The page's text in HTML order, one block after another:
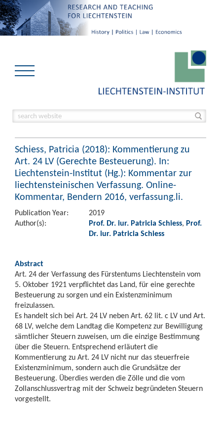
Schiess, Patricia (2018): Kommentierung zu
Art. 24 LV (Gerechte Besteuerung). In:
Liechtenstein-Institut (Hg.): Kommentar zur
liechtensteinischen Verfassung. Online-
Kommentar, Bendern 2016, verfassung.li.
Publication Year:
2019
Author(s):
Prof. Dr. iur. Patricia Schiess, Prof.
Dr. iur. Patricia Schiess
Abstract
Art. 24 der Verfassung des Fürstentums Liechtenstein vom
5. Oktober 1921 verpflichtet das Land, für eine gerechte
Besteuerung zu sorgen und ein Existenzminimum
freizulassen.
Es handelt sich bei Art. 24 LV neben Art. 62 lit. c LV und Art.
68 LV, welche dem Landtag die Kompetenz zur Bewilligung
sämtlicher Steuern zuweisen, um die einzige Bestimmung
über die Steuern. Entsprechend erläutert die
Kommentierung zu Art. 24 LV nicht nur das steuerfreie
Existenzminimum, sondern auch die Grundsätze der
Besteuerung. Überdies werden die Zölle und die vom
Zollanschlussvertrag mit der Schweiz begründeten Steuern
vorgestellt.